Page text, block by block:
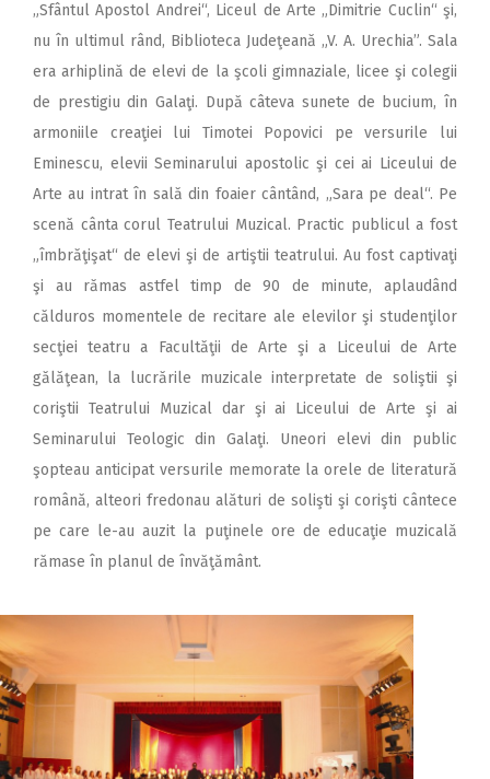
„Sfântul Apostol Andrei“, Liceul de Arte „Dimitrie Cuclin“ şi,
nu în ultimul rând, Biblioteca Judeţeană „V. A. Urechia”. Sala
era arhiplină de elevi de la şcoli gimnaziale, licee şi colegii
de prestigiu din Galaţi. După câteva sunete de bucium, în
armoniile creaţiei lui Timotei Popovici pe versurile lui
Eminescu, elevii Seminarului apostolic şi cei ai Liceului de
Arte au intrat în sală din foaier cântând, „Sara pe deal“. Pe
scenă cânta corul Teatrului Muzical. Practic publicul a fost
„îmbrăţişat“ de elevi şi de artiştii teatrului. Au fost captivaţi
şi au rămas astfel timp de 90 de minute, aplaudând
călduros momentele de recitare ale elevilor şi studenţilor
secţiei teatru a Facultăţii de Arte şi a Liceului de Arte
gălăţean, la lucrările muzicale interpretate de soliştii şi
coriştii Teatrului Muzical dar şi ai Liceului de Arte şi ai
Seminarului Teologic din Galaţi. Uneori elevi din public
şopteau anticipat versurile memorate la orele de literatură
română, alteori fredonau alături de solişti şi corişti cântece
pe care le-au auzit la puţinele ore de educaţie muzicală
rămase în planul de învăţământ.